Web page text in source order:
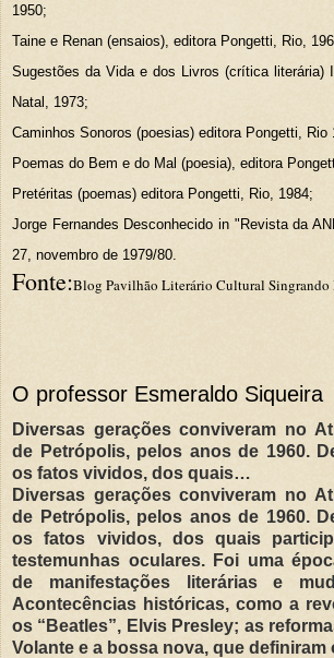
1950;
Taine e Renan (ensaios), editora Pongetti, Rio,
Sugestões da Vida e dos Livros (crítica literária)
Natal, 1973;
Caminhos Sonoros (poesias) editora Pongetti, Rio
Poemas do Bem e do Mal (poesia), editora
Pretéritas (poemas) editora Pongetti, Rio, 1984;
Jorge Fernandes Desconhecido in "Revista da
27, novembro de 1979/80.
Fonte:Blog Pavilhão Literário Cultural Singrando
O professor Esmeraldo Siqueira
Diversas gerações conviveram no
de Petrópolis, pelos anos de 1960.
os fatos vividos, dos quais…
Diversas gerações conviveram no
de Petrópolis, pelos anos de 1960.
os fatos vividos, dos quais
testemunhas oculares. Foi uma
de manifestações literárias e
Acontecências históricas, como a
os “Beatles”, Elvis Presley; as
Volante e a bossa nova, que